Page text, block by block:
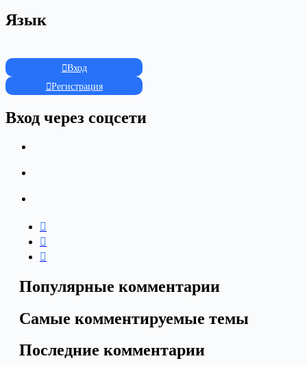
Язык
Вход
Регистрация
Вход через соцсети
Популярные комментарии
Самые комментируемые темы
Последние комментарии